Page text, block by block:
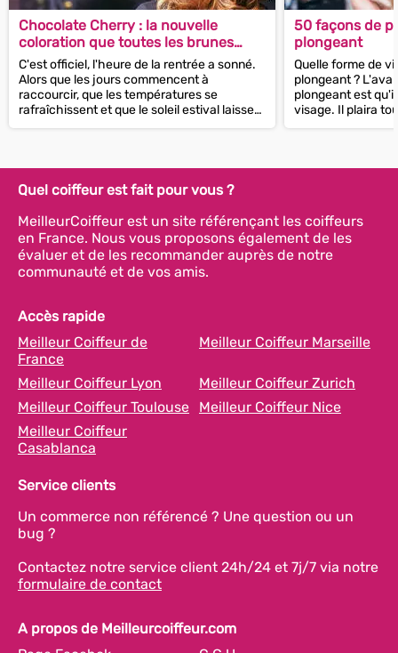
Chocolate Cherry : la nouvelle
coloration que toutes les brunes
vont adopter pour l’automne
C'est officiel, l'heure de la rentrée a sonné.
Alors que les jours commencent à
raccourcir, que les températures se
rafraîchissent et que le soleil estival laissera
bientôt place à un ciel...
50 façons de
plongeant
Quelle forme de
plongeant ?
plongeant est
visage. Il plaira
cheveux fins car
Quel coiffeur est fait pour vous ?
MeilleurCoiffeur est un site référençant les coiffeurs
en France. Nous vous proposons également de les
évaluer et de les recommander auprès de notre
communauté et de vos amis.
Accès rapide
Meilleur Coiffeur de
France
Meilleur Coiffeur Marseille
Meilleur Coiffeur Lyon
Meilleur Coiffeur Zurich
Meilleur Coiffeur Toulouse
Meilleur Coiffeur Nice
Meilleur Coiffeur
Casablanca
Service clients
Un commerce non référencé ? Une question ou un
bug ?
Contactez notre service client 24h/24 et 7j/7 via notre
formulaire de contact
A propos de Meilleurcoiffeur.com